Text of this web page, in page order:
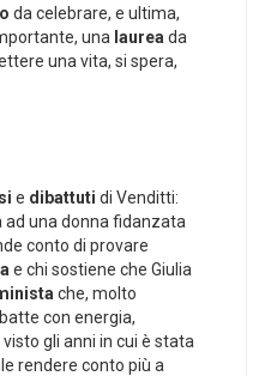
da celebrare, e ultima,
una laurea da
una vita, si spera,
e dibattuti di Venditti:
ad una donna fidanzata
conto di provare
e chi sostiene che Giulia
che, molto
con energia,
gli anni in cui è stata
rendere conto più a